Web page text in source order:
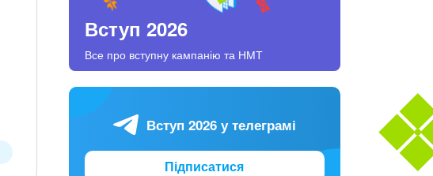
Вступ 2026
Все про вступну кампанію та НМТ
Вступ 2026 у телеграмі
Підписатися